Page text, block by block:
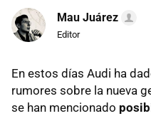
Mau Juárez
Editor
En estos días Audi ha
rumores sobre la nueva
se han mencionado